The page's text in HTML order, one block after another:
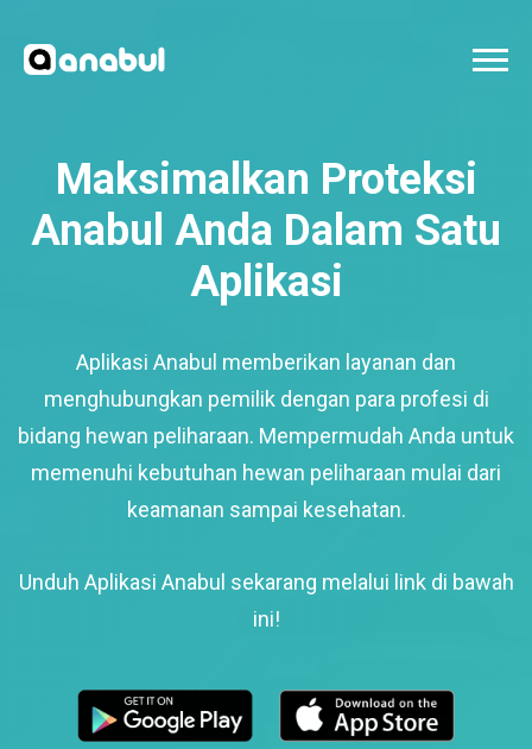
Maksimalkan Proteksi
Anabul Anda Dalam Satu
Aplikasi
Aplikasi Anabul memberikan layanan dan
menghubungkan pemilik dengan para profesi di
bidang hewan peliharaan. Mempermudah Anda untuk
memenuhi kebutuhan hewan peliharaan mulai dari
keamanan sampai kesehatan.
Unduh Aplikasi Anabul sekarang melalui link di bawah
ini!